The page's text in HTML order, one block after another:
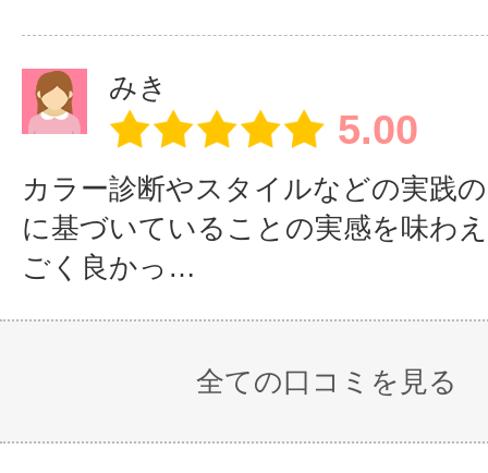
現在毎日忙しく充実して仕事やり
います。
３人の子供を保育園に預け家事の
店！
自宅で、カラーセラピー、ネイル
サロンを開業しました。
もうすぐ大きな場所に移動して、
する予定です！
みき
5.00
カラー診断やスタイルなどの実践
に基づいていることの実感を味わ
ごく良かっ…
全ての口コミを見る